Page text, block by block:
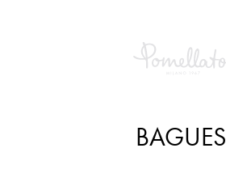
BAGUES